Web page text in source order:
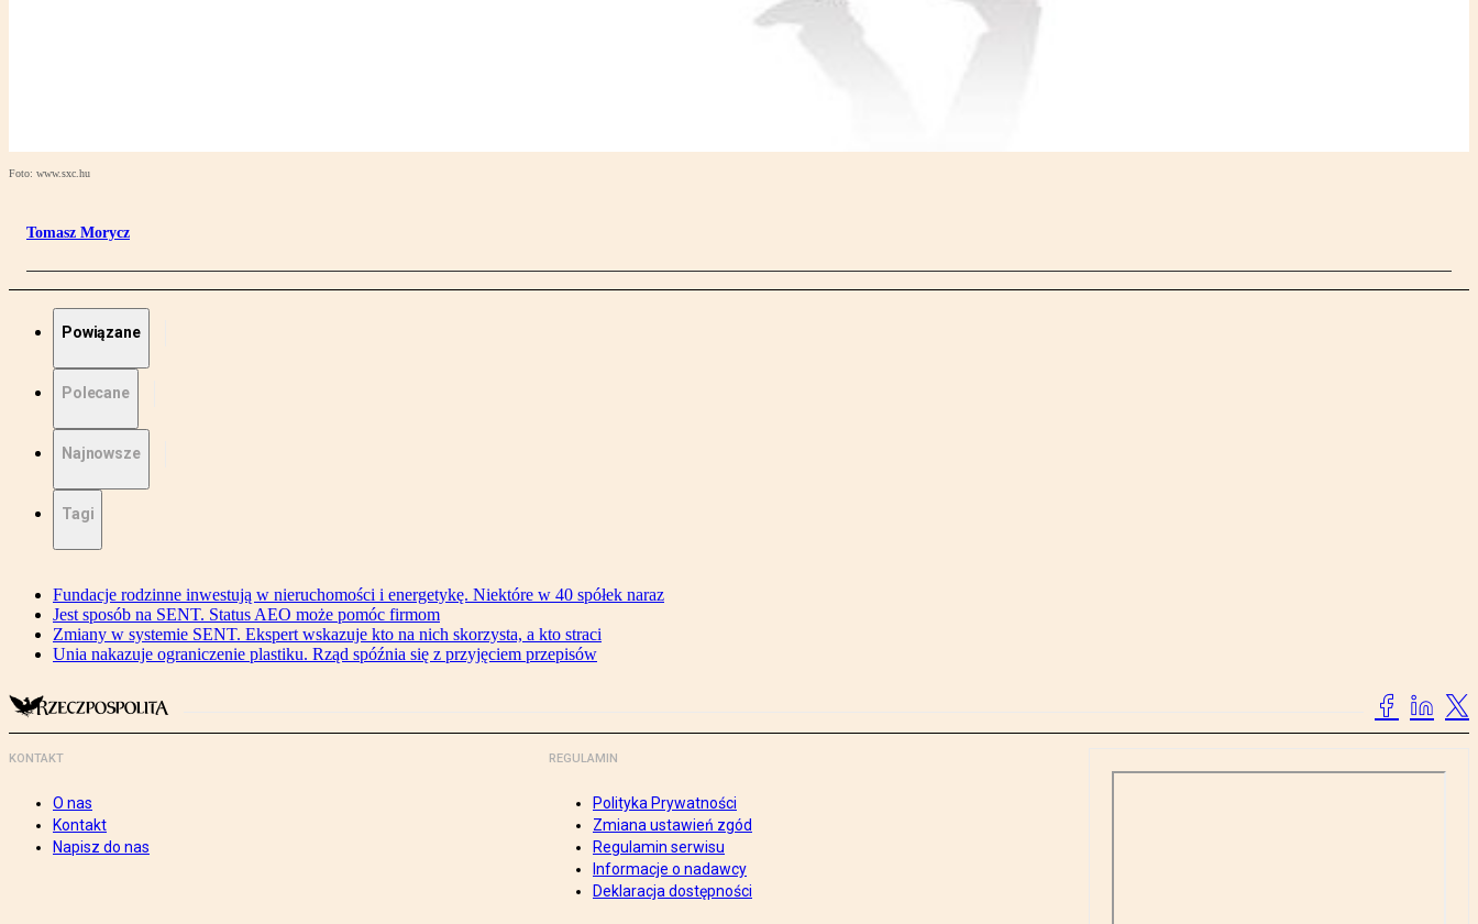
Foto: www.sxc.hu
Tomasz Morycz
Powiązane
Polecane
Najnowsze
Tagi
Fundacje rodzinne inwestują w nieruchomości i energetykę. Niektóre w 40 spółek naraz
Jest sposób na SENT. Status AEO może pomóc firmom
Zmiany w systemie SENT. Ekspert wskazuje kto na nich skorzysta, a kto straci
Unia nakazuje ograniczenie plastiku. Rząd spóźnia się z przyjęciem przepisów
KONTAKT
O nas
Kontakt
Napisz do nas
REGULAMIN
Polityka Prywatności
Zmiana ustawień zgód
Regulamin serwisu
Informacje o nadawcy
Deklaracja dostępności